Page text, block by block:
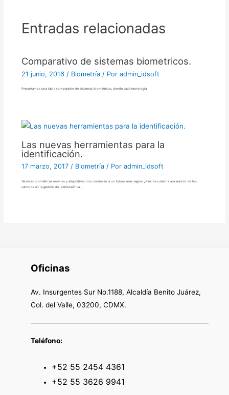
Entradas relacionadas
Comparativo de sistemas biometricos.
21 junio, 2016 / Biometría/ Por admin_idsoft
Presentamos una tabla comparativa de sistemas biometricos, donde cada tecnología
Las nuevas herramientas para la
identificación.
17 marzo, 2017 / Biometría/ Por admin_idsoft
Técnicas biométricas móviles y adaptativas nos conducen a un futuro más seguro ¿Percibe usted la aceleración de los
cambios en la gestión de identidad? La…
Oficinas
Av. Insurgentes Sur No.1188, Alcaldía Benito Juárez,
Col. del Valle, 03200, CDMX.
Teléfono:
+52 55 2454 4361
+52 55 3626 9941